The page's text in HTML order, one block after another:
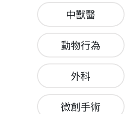
中獸醫
動物行為
外科
微創手術